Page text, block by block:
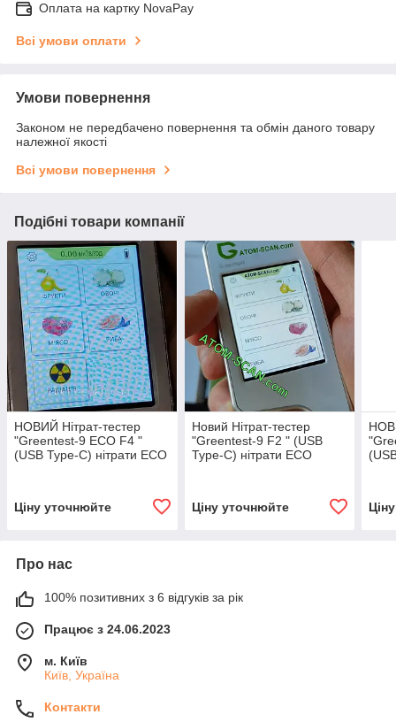
Оплата на картку NovaPay
Всі умови оплати
Умови повернення
Законом не передбачено повернення та обмін даного товару
належної якості
Всі умови повернення
Подібні товари компанії
НОВИЙ Нітрат-тестер
"Greentest-9 ECO F4 "
(USB Type-C) нітрати ECO
Ціну уточнюйте
Новий Нітрат-тестер
"Greentest-9 F2 " (USB
Type-C) нітрати ECO
Ціну уточнюйте
Про нас
100% позитивних з 6 відгуків за рік
Працює з 24.06.2023
м. Київ
Київ, Україна
Контакти